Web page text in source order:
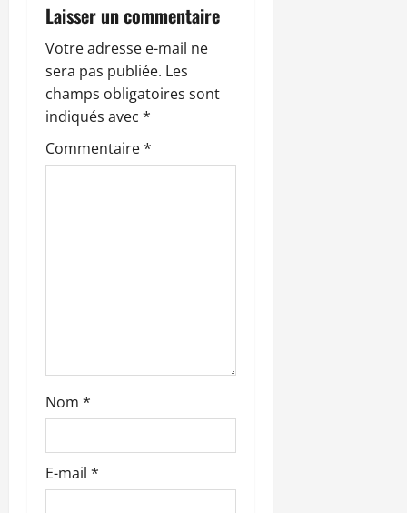
t
i
o
n
i
c
l
e
Laisser un commentaire
Votre adresse e-mail ne
sera pas publiée. Les
champs obligatoires sont
indiqués avec *
Commentaire*
Nom *
E-mail *